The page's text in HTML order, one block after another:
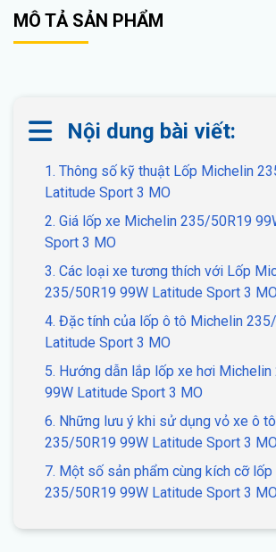
MÔ TẢ SẢN PHẨM
Nội dung bài viết:
1. Thông số kỹ thuật Lốp Michelin
Latitude Sport 3 MO
2. Giá lốp xe Michelin 235/50R19
Sport 3 MO
3. Các loại xe tương thích với Lốp
235/50R19 99W Latitude Sport 3 MO
4. Đặc tính của lốp ô tô Michelin
Latitude Sport 3 MO
5. Hướng dẫn lắp lốp xe hơi
99W Latitude Sport 3 MO
6. Những lưu ý khi sử dụng vỏ xe ô
235/50R19 99W Latitude Sport 3 MO
7. Một số sản phẩm cùng kích cỡ
235/50R19 99W Latitude Sport 3 MO